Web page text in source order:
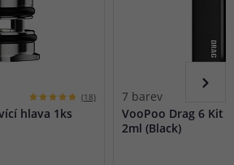
(18)
hlava 1ks
7 barev
VooPoo Drag 6 Kit s
2ml (Black)